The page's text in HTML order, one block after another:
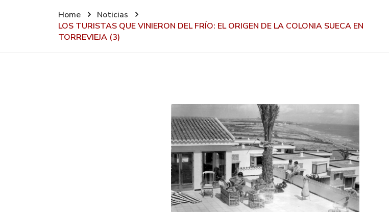
Home
Noticias
LOS TURISTAS QUE VINIERON DEL FRÍO: EL ORIGEN DE LA COLONIA SUECA EN
TORREVIEJA (3)